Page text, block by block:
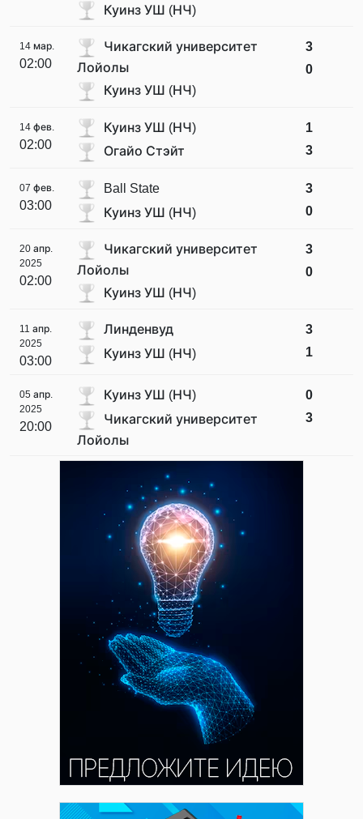
Куинз УШ (НЧ)
14 мар.
02:00
Чикагский университет
Лойолы
Куинз УШ (НЧ)
3
0
14 фев.
02:00
Куинз УШ (НЧ)
Огайо Стэйт
1
3
07 фев.
03:00
Ball State
Куинз УШ (НЧ)
3
0
20 апр.
2025
02:00
Чикагский университет
Лойолы
Куинз УШ (НЧ)
3
0
11 апр.
2025
03:00
Линденвуд
Куинз УШ (НЧ)
3
1
05 апр.
2025
20:00
Куинз УШ (НЧ)
Чикагский университет
Лойолы
0
3